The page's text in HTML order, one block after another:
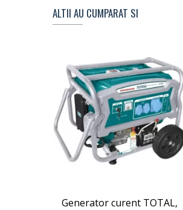
ALTII AU CUMPARAT SI
Generator curent TOTAL,